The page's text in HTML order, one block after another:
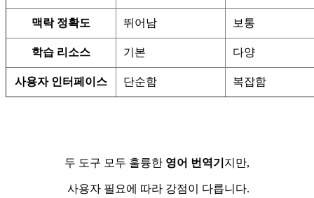
맥락 정확도 뛰어남 보통
학습 리소스 기본 다양
사용자 인터페이스 단순함 복잡함
두 도구 모두 훌륭한 영어 번역기 지만,
사용자 필요에 따라 강점이 다릅니다.